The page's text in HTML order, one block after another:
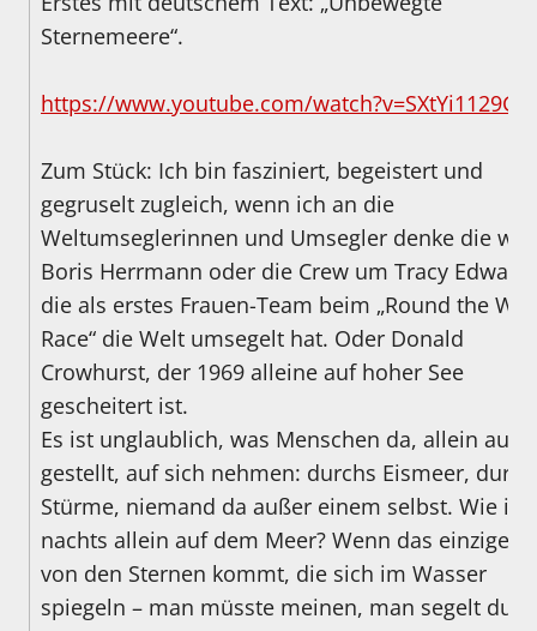
Sternemeere“.
https://www.youtube.com/watch?v=SXtYi1129G4
Zum Stück: Ich bin fasziniert, begeistert und
gegruselt zugleich, wenn ich an die
Weltumseglerinnen und Umsegler denke die wie
Boris Herrmann oder die Crew um Tracy
die als erstes Frauen-Team beim „Round the
Race“ die Welt umsegelt hat. Oder Donald
Crowhurst, der 1969 alleine auf hoher See
gescheitert ist.
Es ist unglaublich, was Menschen da, allein auf
gestellt, auf sich nehmen: durchs Eismeer, durch
Stürme, niemand da außer einem selbst. Wie ist
nachts allein auf dem Meer? Wenn das einzige
von den Sternen kommt, die sich im Wasser
spiegeln – man müsste meinen, man segelt